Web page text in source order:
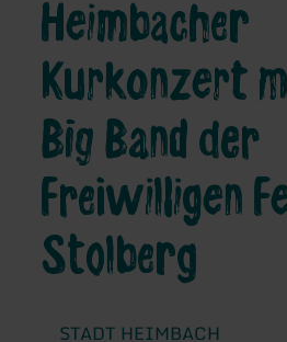
Heimbacher
Kurkonzert
Big Band der
Freiwilligen
Stolberg
STADT HEIMBACH